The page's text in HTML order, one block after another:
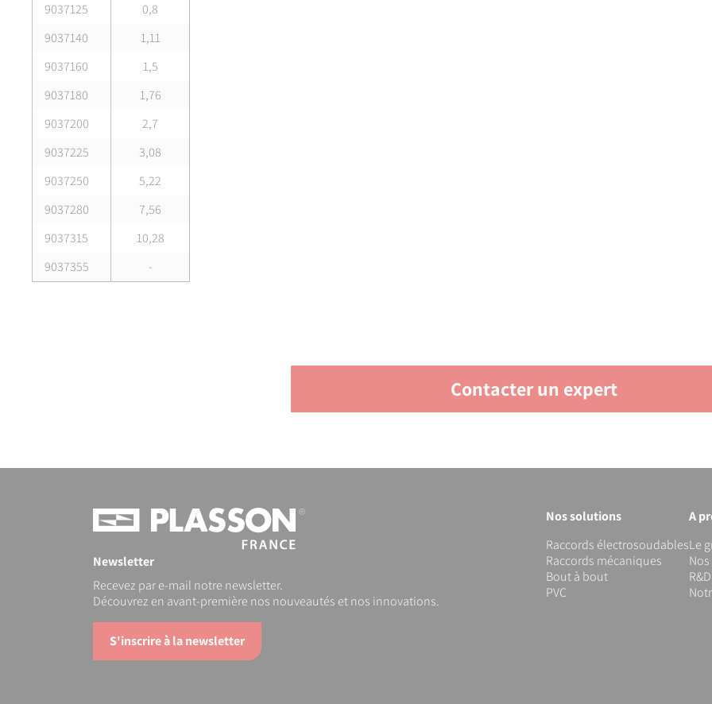
9037125
0,8
9037140
1,11
9037160
1,5
9037180
1,76
9037200
2,7
9037225
3,08
9037250
5,22
9037280
7,56
9037315
10,28
9037355
-
Contacter un expert
Newsletter
Recevez par e-mail notre newsletter.
Découvrez en avant-première nos nouveautés et nos innovations.
S'inscrire à la newsletter
Nos solutions
Raccords électrosoudables
Raccords mécaniques
Bout à bout
PVC
A
Le